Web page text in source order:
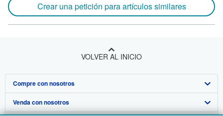
Crear una petición para artículos similares
VOLVER AL INICIO
Compre con nosotros
Búsqueda avanzada
Venda con nosotros